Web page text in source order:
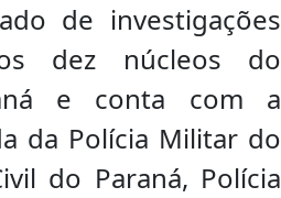
de investigações
dez núcleos do
e conta com a
da Polícia Militar do
do Paraná, Polícia